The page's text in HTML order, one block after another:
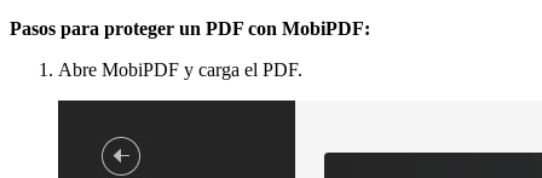
Pasos para proteger un PDF con MobiPDF:
Abre MobiPDF y carga el PDF.